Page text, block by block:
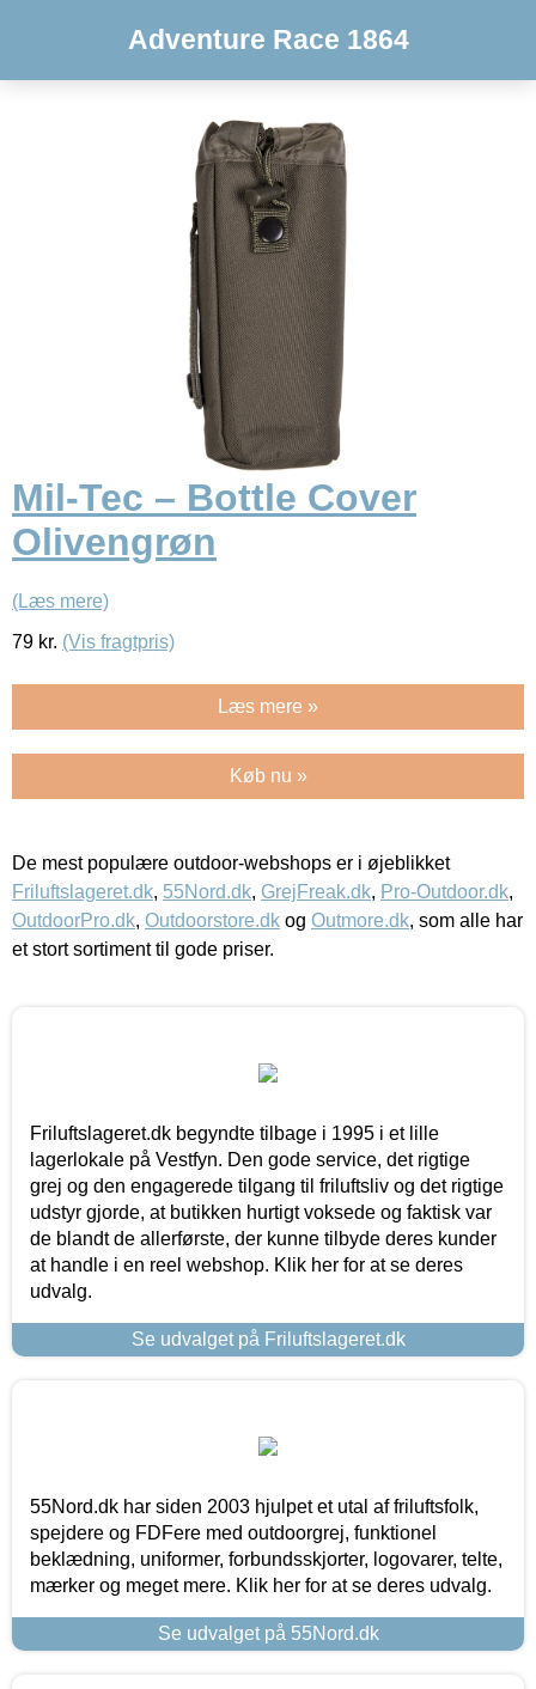
Adventure Race 1864
Mil-Tec – Bottle Cover
Olivengrøn
(Læs mere)
79 kr. (Vis fragtpris)
Læs mere »
Køb nu »
De mest populære outdoor-webshops er i øjeblikket
Friluftslageret.dk, 55Nord.dk, GrejFreak.dk, Pro-Outdoor.dk,
OutdoorPro.dk, Outdoorstore.dk og Outmore.dk, som alle har
et stort sortiment til gode priser.
Friluftslageret.dk begyndte tilbage i 1995 i et lille
lagerlokale på Vestfyn. Den gode service, det rigtige
grej og den engagerede tilgang til friluftsliv og det rigtige
udstyr gjorde, at butikken hurtigt voksede og faktisk var
de blandt de allerførste, der kunne tilbyde deres kunder
at handle i en reel webshop. Klik her for at se deres
udvalg.
Se udvalget på Friluftslageret.dk
55Nord.dk har siden 2003 hjulpet et utal af friluftsfolk,
spejdere og FDFere med outdoorgrej, funktionel
beklædning, uniformer, forbundsskjorter, logovarer, telte,
mærker og meget mere. Klik her for at se deres udvalg.
Se udvalget på 55Nord.dk